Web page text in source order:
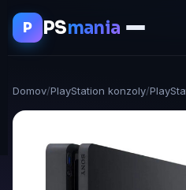
P PSmania
Domov/PlayStation konzoly/